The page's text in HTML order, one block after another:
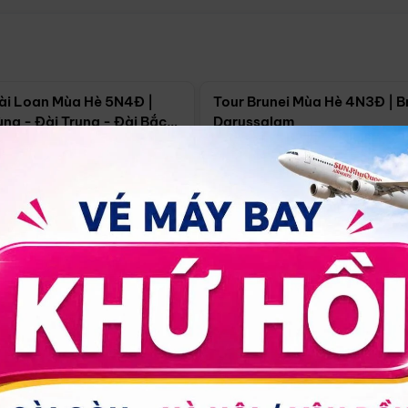
Loan Mùa Hè 5N4Đ |
- Đài Trung - Đài Bắc
18/09
Tour Brunei Mùa Hè 4N3Đ |
Darussalam
Hồ Chí Minh 4N3Đ
30/08 17/09 24/09
14.499.000đ Xem chi